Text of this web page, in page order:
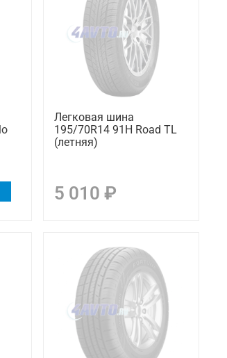
Легковая шина
195/70R14 91H Road TL
(летняя)
5 010 ₽